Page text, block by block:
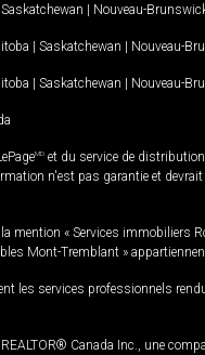
Saskatchewan | Nouveau-
| Saskatchewan | Nouveau-
| Saskatchewan | Nouveau-
MD et du service de
n'est pas garantie et
mention « Services immobiliers
Mont-Tremblant »
services professionnels
Canada Inc., une